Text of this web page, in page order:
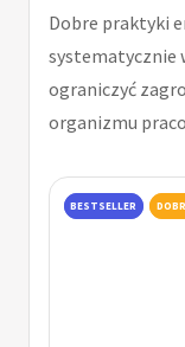
Dobre praktyki
systematycznie
ograniczyć
organizmu
BESTSELLER